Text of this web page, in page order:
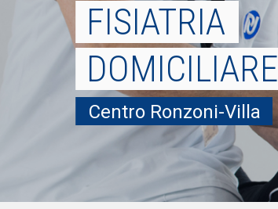
FISIATRIA
DOMICILIARE
Centro Ronzoni-Villa